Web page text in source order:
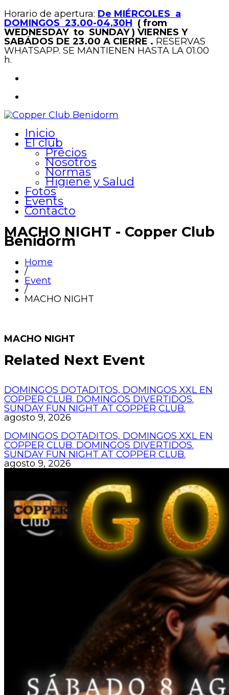
Horario de apertura: De MIÉRCOLES a
DOMINGOS 23.00-04,30H ( from
WEDNESDAY to SUNDAY ) VIERNES Y
SABÁDOS DE 23.00 A CIERRE . RESERVAS
WHATSAPP. SE MANTIENEN HASTA LA 01.00
h.
Inicio
El club
Precios
Nosotros
Normas
Higiene y Salud
Fotos
Events
Contacto
MACHO NIGHT - Copper Club
Benidorm
Home
/
Event
/
MACHO NIGHT
MACHO NIGHT
Related Next Event
DOMINGOS DOTADITOS, DOMINGOS XXL EN
COPPER CLUB. DOMINGOS DIVERTIDOS.
SUNDAY FUN NIGHT AT COPPER CLUB.
agosto 9, 2026
DOMINGOS DOTADITOS, DOMINGOS XXL EN
COPPER CLUB. DOMINGOS DIVERTIDOS.
SUNDAY FUN NIGHT AT COPPER CLUB.
agosto 9, 2026